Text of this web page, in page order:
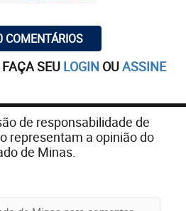
COMENTÁRIOS
SEU LOGIN OUASSINE
de responsabilidade de
representam a opinião do
de Minas.